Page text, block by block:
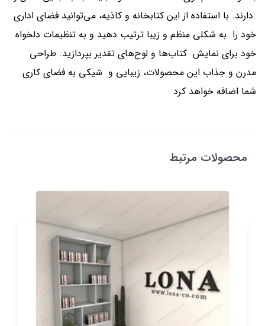
دارند. با استفاده از این کتابخانه و کاذیه، می‌توانید فضای اداری
خود را به شکلی منظم و زیبا ترتیب دهید و به تنظیمات دلخواه
خود برای نمایش کتاب‌ها و لوح‌های تقدیر بپردازید. طراحی
مدرن و جذاب این محصولات، زیبایی و شیکی به فضای کاری
شما اضافه خواهد کرد
محصولات مرتبط